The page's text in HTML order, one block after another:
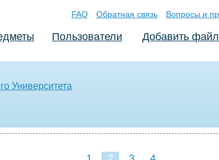
FAQ Обратная связь Вопросы и
Пользователи Добавить
Университета